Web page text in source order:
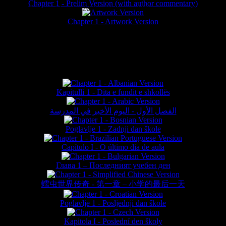
Chapter 1 - Prelim Version (with author commentary)
Chapter 1 - Artwork Version
Kapitulli 1 - Dita e fundit e shkollës
الفصل الأول - اليوم الأخير في المدرسة
Poglavlje 1 - Zadnji dan škole
Capítulo I - O último dia de aula
Глава 1 – Последният учебен ден
蠕虫世界传奇 - 第一章 – 小学的最后一天
Poglavlje 1 - Posljednji dan škole
Kapitola I - Poslední den školy
website © Daniel Lieske 2026 - Wormworld® is a registered